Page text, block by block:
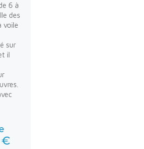
6 à
des
voile
sur
il
€